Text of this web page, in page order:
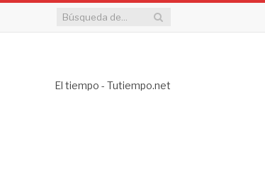
El tiempo - Tutiempo.net